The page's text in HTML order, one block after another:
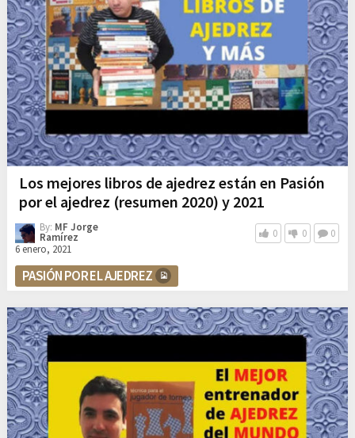
Los mejores libros de ajedrez están en Pasión
por el ajedrez (resumen 2020) y 2021
By: MF Jorge
Ramírez
6 enero, 2021
0 0 0
PASIÓN POR EL AJEDREZ